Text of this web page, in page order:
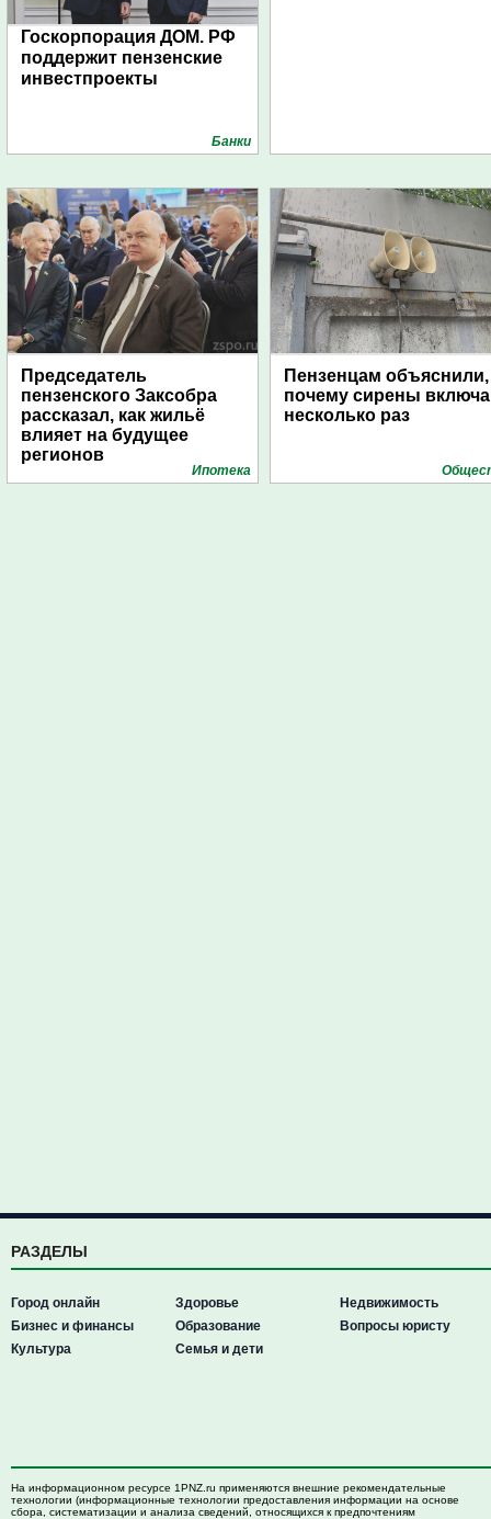
Госкорпорация ДОМ. РФ
поддержит пензенские
инвестпроекты
Банки
Председатель
пензенского Заксобра
рассказал, как жильё
влияет на будущее
регионов
Ипотека
Пензенцам объяснили,
почему сирены
несколько раз
РАЗДЕЛЫ
Город онлайн
Бизнес и финансы
Культура
Здоровье
Образование
Семья и дети
Недвижимость
Вопросы юристу
На информационном ресурсе 1PNZ.ru применяются внешние рекомендательные
технологии (информационные технологии предоставления информации на основе
сбора, систематизации и анализа сведений, относящихся к предпочтениям